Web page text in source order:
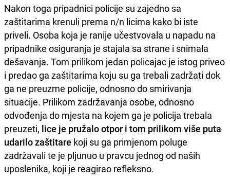
Nakon toga pripadnici policije su zajedno sa
zaštitarima krenuli prema n/n licima kako bi iste
priveli. Osoba koja je ranije učestvovala u napadu na
pripadnike osiguranja je stajala sa strane i snimala
dešavanja. Tom prilikom jedan policajac je istog priveo
i predao ga zaštitarima koju su ga trebali zadržati dok
ga ne preuzme policije, odnosno do smirivanja
situacije. Prilikom zadržavanja osobe, odnosno
odvođenja do mjesta na kojem ga je policija trebala
preuzeti, lice je pružalo otpor i tom prilikom više puta
udarilo zaštitare koji su ga primjenom poluge
zadržavali te je pljunuo u pravcu jednog od naših
uposlenika, koji je reagirao refleksno.